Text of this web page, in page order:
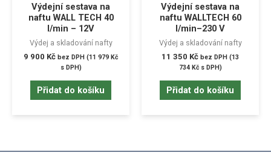
Výdejní sestava na
naftu WALL TECH 40
l/min – 12V
Výdej a skladování nafty
9 900 Kč bez DPH (11 979Kč
s DPH)
Přidat do košíku
Výdejní sestava na
naftu WALLTECH 60
l/min–230 V
Výdej a skladování nafty
11 350 Kč bez DPH (13
734 Kčs DPH)
Přidat do košíku